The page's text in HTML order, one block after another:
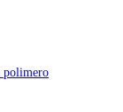
polimero